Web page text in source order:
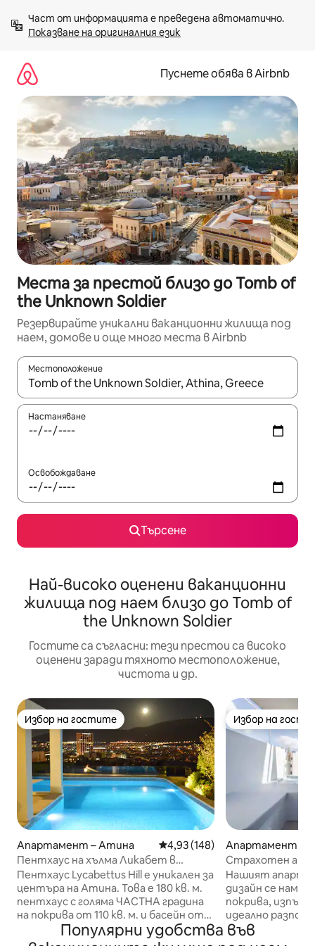
към
съдържанието
Показване на оригиналния език
Пуснете обява в Airbnb
Места за престой близо до Tomb of
the Unknown Soldier
Резервирайте уникални ваканционни жилища под
наем, домове и още много места в Airbnb
Местоположение
Когато резултатите се покажат, използвайте
Настаняване
Освобождаване
Търсене
Най-високо оценени ваканционни
жилища под наем близо до Tomb of
the Unknown Soldier
Гостите са съгласни: тези престои са високо
оценени заради тяхното местоположение,
чистота и др.
Избор на гостите
Избор на гостите
Апартамент – Атина Средна оценка: 4,93 от 5,
4,93 (148)
Пентхаус на хълма Ликабет в
Атина, басейн на покрива
Пентхаус Lycabettus Hill е уникален за
центъра на Атина. Това е 180 кв. м.
пентхаус с голяма ЧАСТНА градина
на покрива от 110 кв. м. и басейн от
30 кв. м., свързани вътрешно с
пентхауса. Апартаментът на
Избор на
Избор на
Апартамент –
Страхотен
сърцето на
Нашият
дизайн се
покрива,
идеално
опознаете
оживения
Популярни удобства във